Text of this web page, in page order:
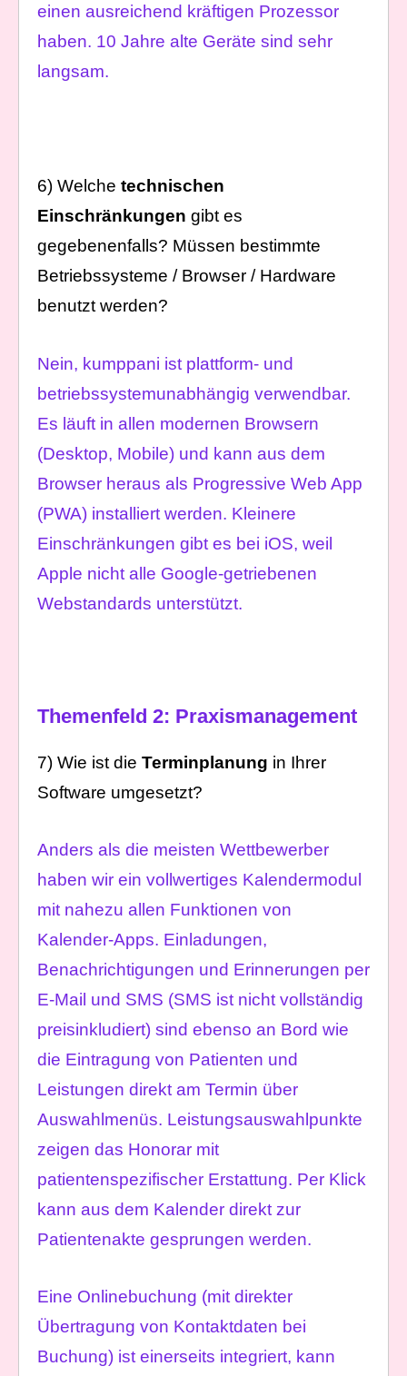
einen ausreichend kräftigen Prozessor
haben. 10 Jahre alte Geräte sind sehr
langsam.
6) Welche technischen
Einschränkungen gibt es
gegebenenfalls? Müssen bestimmte
Betriebssysteme / Browser / Hardware
benutzt werden?
Nein, kumppani ist plattform- und
betriebssystemunabhängig verwendbar.
Es läuft in allen modernen Browsern
(Desktop, Mobile) und kann aus dem
Browser heraus als Progressive Web App
(PWA) installiert werden. Kleinere
Einschränkungen gibt es bei iOS, weil
Apple nicht alle Google-getriebenen
Webstandards unterstützt.
Themenfeld 2: Praxismanagement
7) Wie ist die Terminplanung in Ihrer
Software umgesetzt?
Anders als die meisten Wettbewerber
haben wir ein vollwertiges Kalendermodul
mit nahezu allen Funktionen von
Kalender-Apps. Einladungen,
Benachrichtigungen und Erinnerungen per
E-Mail und SMS (SMS ist nicht vollständig
preisinkludiert) sind ebenso an Bord wie
die Eintragung von Patienten und
Leistungen direkt am Termin über
Auswahlmenüs. Leistungsauswahlpunkte
zeigen das Honorar mit
patientenspezifischer Erstattung. Per Klick
kann aus dem Kalender direkt zur
Patientenakte gesprungen werden.
Eine Onlinebuchung (mit direkter
Übertragung von Kontaktdaten bei
Buchung) ist einerseits integriert, kann